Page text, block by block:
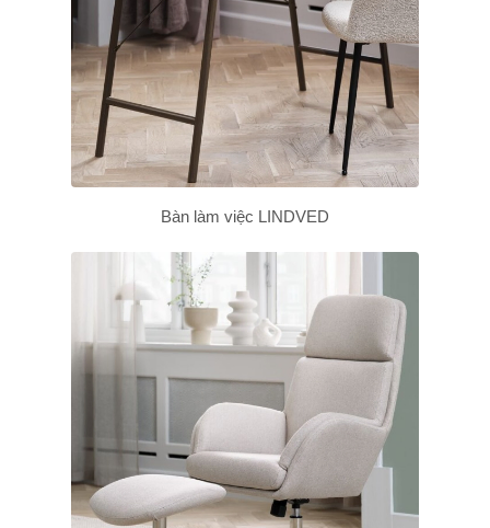
Bàn làm việc LINDVED